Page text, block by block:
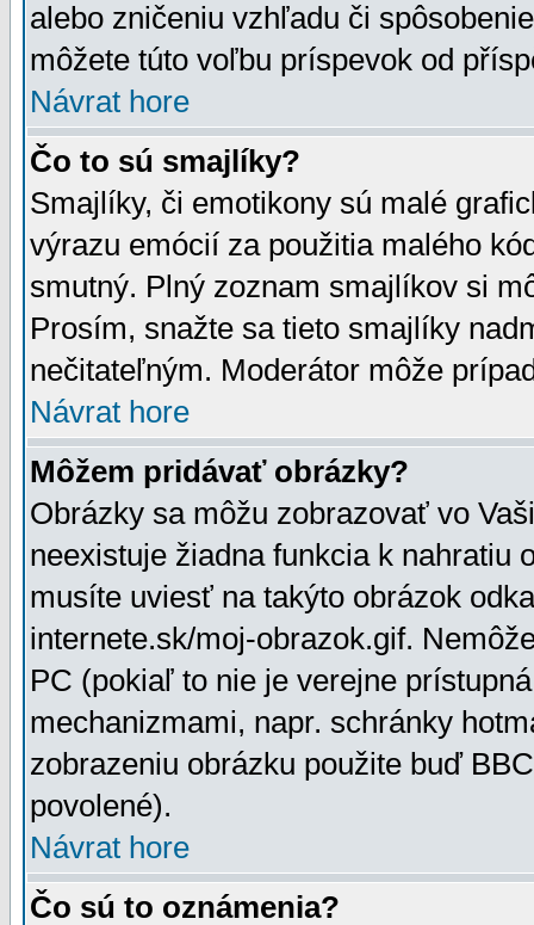
alebo zničeniu vzhľadu či
môžete túto voľbu príspevok od
Návrat hore
Čo to sú smajlíky?
Smajlíky, či emotikony sú malé
výrazu emócií za použitia malého
smutný. Plný zoznam smajlíkov si
Prosím, snažte sa tieto smajlíky
nečitateľným. Moderátor môže
Návrat hore
Môžem pridávať obrázky?
Obrázky sa môžu zobrazovať vo
neexistuje žiadna funkcia k nahratiu
musíte uviesť na takýto obrázok
internete.sk/moj-obrazok.gif.
PC (pokiaľ to nie je verejne
mechanizmami, napr. schránky
zobrazeniu obrázku použite buď
povolené).
Návrat hore
Čo sú to oznámenia?